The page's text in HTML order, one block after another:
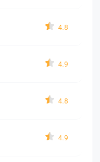
4.8
4.9
4.8
4.9